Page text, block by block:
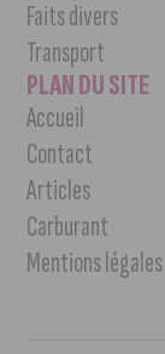
Faits divers
Transport
PLAN DU SITE
Accueil
Contact
Articles
Carburant
Mentions légales